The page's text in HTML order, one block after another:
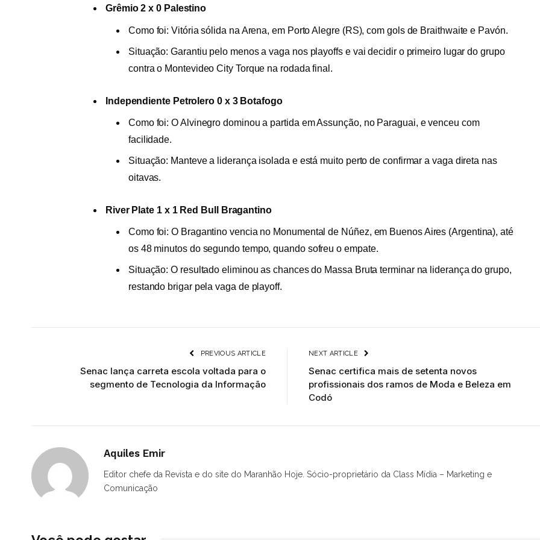
Grêmio 2 x 0 Palestino
Como foi: Vitória sólida na Arena, em Porto Alegre (RS), com gols de Braithwaite e Pavón.
Situação: Garantiu pelo menos a vaga nos playoffs e vai decidir o primeiro lugar do grupo
contra o Montevideo City Torque na rodada final.
Independiente Petrolero 0 x 3 Botafogo
Como foi: O Alvinegro dominou a partida em Assunção, no Paraguai, e venceu com
facilidade.
Situação: Manteve a liderança isolada e está muito perto de confirmar a vaga direta nas
oitavas.
River Plate 1 x 1 Red Bull Bragantino
Como foi: O Bragantino vencia no Monumental de Núñez, em Buenos Aires (Argentina), até
os 48 minutos do segundo tempo, quando sofreu o empate.
Situação: O resultado eliminou as chances do Massa Bruta terminar na liderança do grupo,
restando brigar pela vaga de playoff.
PREVIOUS ARTICLE
Senac lança carreta escola voltada para o
segmento de Tecnologia da Informação
NEXT ARTICLE
Senac certifica mais de setenta novos
profissionais dos ramos de Moda e Beleza em
Codó
Aquiles Emir
Editor chefe da Revista e do site do Maranhão Hoje. Sócio-proprietário da Class Mídia – Marketing e
Comunicação